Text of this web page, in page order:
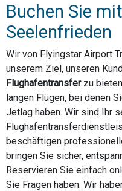
Buchen Sie
Seelenfrieden
Wir von Flyingstar Airport
unserem Ziel, unseren
Flughafentransferzu
langen Flügen, bei denen
Jetlag haben. Wir sind Ihr
beschäftigen
bringen Sie sicher,
Reservieren Sie einfach
Sie Fragen haben. Wir